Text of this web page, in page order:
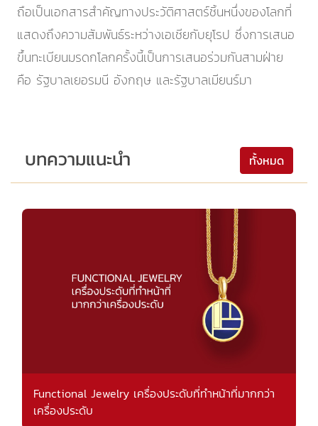
ถือเป็นเอกสารสำคัญทางประวัติศาสตร์ชิ้นหนึ่งของโลกที่
แสดงถึงความสัมพันธ์ระหว่างเอเชียกับยุโรป ซึ่งการเสนอ
ขึ้นทะเบียนมรดกโลกครั้งนี้เป็นการเสนอร่วมกันสามฝ่าย
คือ รัฐบาลเยอรมนี อังกฤษ และรัฐบาลเมียนร์มา
บทความแนะนำ ทั้งหมด
Functional Jewelry เครื่องประดับที่ทำหน้าที่มากกว่า
เครื่องประดับ